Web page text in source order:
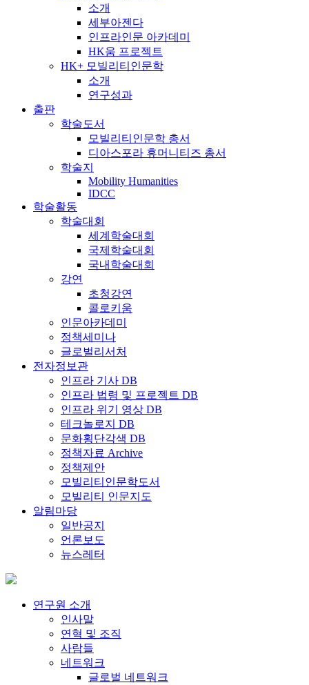
소개
세부아젠다
인프라인문 아카데미
HK움 프로젝트
HK+ 모빌리티인문학
소개
연구성과
출판
학술도서
모빌리티인문학 총서
디아스포라 휴머니티즈 총서
학술지
Mobility Humanities
IDCC
학술활동
학술대회
세계학술대회
국제학술대회
국내학술대회
강연
초청강연
콜로키움
인문아카데미
정책세미나
글로벌리서처
전자정보관
인프라 기사 DB
인프라 법령 및 프로젝트 DB
인프라 위기 영상 DB
테크놀로지 DB
문화횡단각색 DB
정책자료 Archive
정책제안
모빌리티인문학도서
모빌리티 인문지도
알림마당
일반공지
언론보도
뉴스레터
연구원 소개
인사말
연혁 및 조직
사람들
네트워크
글로벌 네트워크